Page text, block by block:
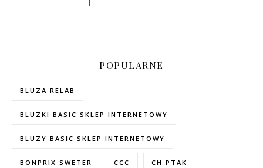
POPULARNE
BLUZA RELAB
BLUZKI BASIC SKLEP INTERNETOWY
BLUZY BASIC SKLEP INTERNETOWY
BONPRIX SWETER CCC CH PTAK